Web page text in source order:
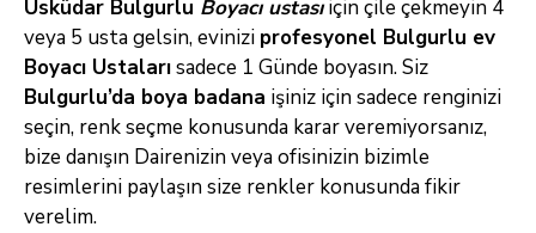
Üsküdar Bulgurlu Boyacı ustasıiçinçile çekmeyin 4
veya 5 usta gelsin, evinizi profesyonel Bulgurlu ev
Boyacı Ustalarısadece 1 Günde boyasın. Siz
Bulgurlu’da boya badana işiniz için sadece renginizi
seçin, renk seçme konusunda kararveremiyorsanız,
bize danışın Dairenizin veya ofisinizin bizimle
resimlerini paylaşın size renkler konusunda fikir
verelim.